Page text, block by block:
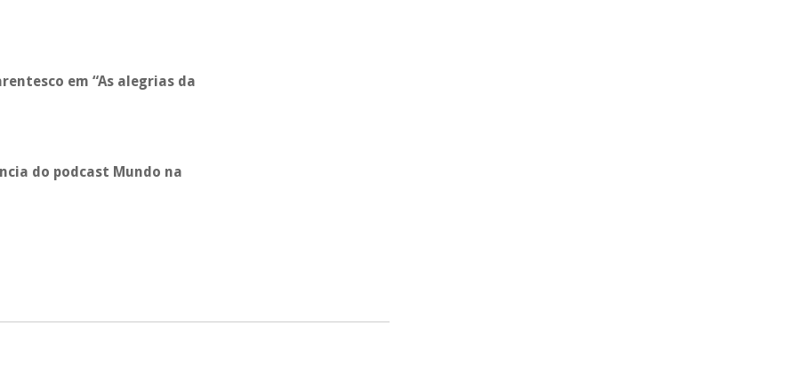
em “As alegrias da
do podcast Mundo na